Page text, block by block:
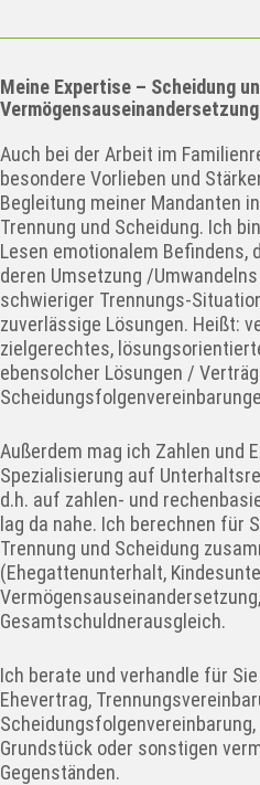
Meine Expertise – Scheidung
Vermögensauseinandersetzung
Auch bei der Arbeit im
besondere Vorlieben und
Begleitung meiner Mandanten
Trennung und Scheidung. Ich
Lesen emotionalem Befindens,
deren Umsetzung /
schwieriger Trennungs-
zuverlässige Lösungen. Heißt:
zielgerechtes,
ebensolcher Lösungen /
Außerdem mag ich Zahlen und
Spezialisierung auf
d.h. auf zahlen- und
lag da nahe. Ich berechnen für
Trennung und Scheidung
(Ehegattenunterhalt,
Gesamtschuldnerausgleich.
Ich berate und verhandle für
Ehevertrag,
Grundstück oder sonstigen
Gegenständen.